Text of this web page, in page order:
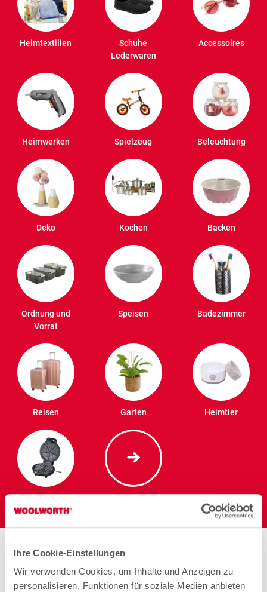
Ihre Cookie-Einstellungen
Wir verwenden Cookies, um Inhalte und Anzeigen zu
personalisieren, Funktionen für soziale Medien anbieten
Heimtextilien
Schuhe
Lederwaren
Accessoires
Heimwerken Spielzeug Beleuchtung
Deko Kochen Backen
Ordnung und
Vorrat
Speisen Badezimmer
Reisen Garten Heimtier
Stores in der Nähe von
Woolworth – Wiesbaden-